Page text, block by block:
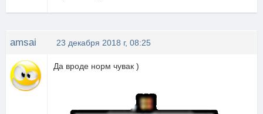
amsai 23 декабря 2018 г, 08:25
Да вроде норм чувак )